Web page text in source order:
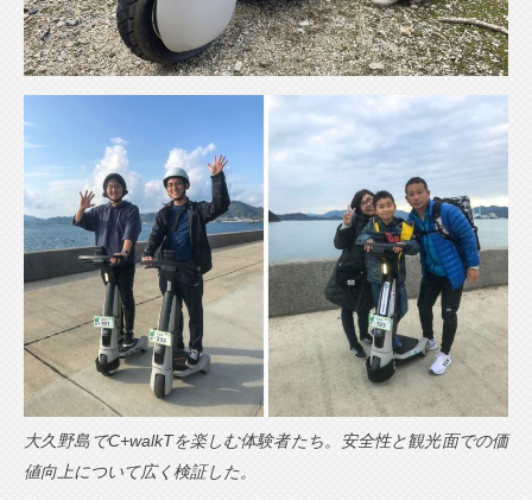
大久野島でC+walkTを楽しむ体験者たち。安全性と観光面での価
値向上について広く検証した。